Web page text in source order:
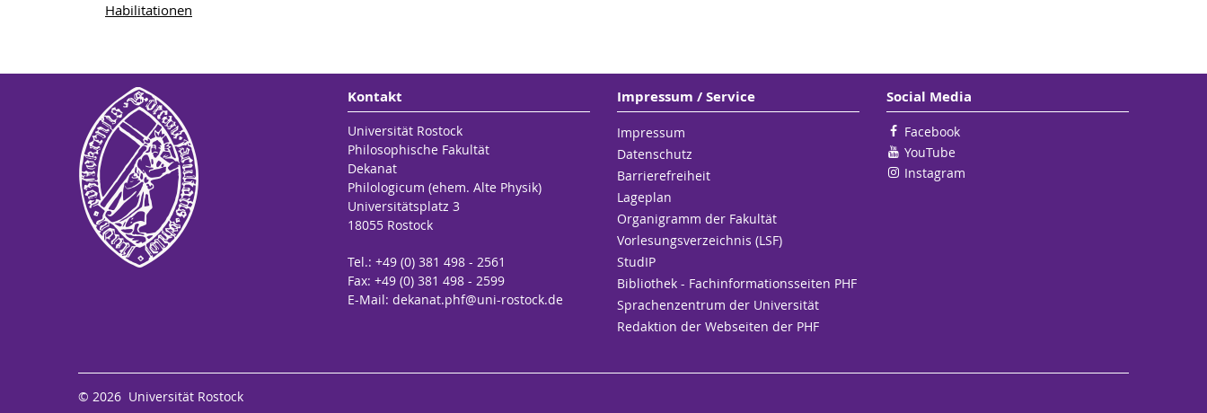
Habilitationen
Kontakt
Universität Rostock
Philosophische Fakultät
Dekanat
Philologicum (ehem. Alte Physik)
Universitätsplatz 3
18055 Rostock
Tel.: +49 (0) 381 498 - 2561
Fax: +49 (0) 381 498 - 2599
E-Mail: dekanat.phf@uni-rostock.de
Impressum / Service
Impressum
Datenschutz
Barrierefreiheit
Lageplan
Organigramm der Fakultät
Vorlesungsverzeichnis (LSF)
StudIP
Bibliothek - Fachinformationsseiten PHF
Sprachenzentrum der Universität
Redaktion der Webseiten der PHF
Social Media
Facebook
YouTube
Instagram
© 2026 Universität Rostock